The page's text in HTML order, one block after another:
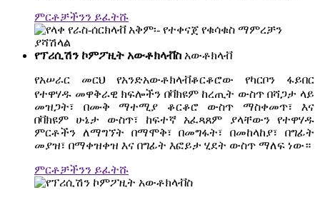
ምርቶቻችንን ይፈትሹ
የፕሪሲሽን ኮምፖዚት አውቶክላቭስ አውቶክላቭ
የአሠራር መርህ የአንድአውቶክላቭቆርቆሮው የካርቦን ፋይበር
የተዋሃዱ መዋቅራዊ ክፍሎችን በቫክዩም ከረጢት ውስጥ በሻጋታ ላይ
መዝጋት፣ በሙቅ ማተሚያ ቆርቆሮ ውስጥ ማስቀመጥ፣ እና
በቫክዩም ሁኔታ ውስጥ፣ ከፍተኛ አፈጻጸም ያላቸውን የተዋሃዱ
ምርቶችን ለማግኘት በማሞቅ፣ በመግፋት፣ በመከላከያ፣ በግፊት
መያዝ፣ በማቀዝቀዝ እና በግፊት እፎይታ ሂደት ውስጥ ማለፍ ነው።
ምርቶቻችንን ይፈትሹ